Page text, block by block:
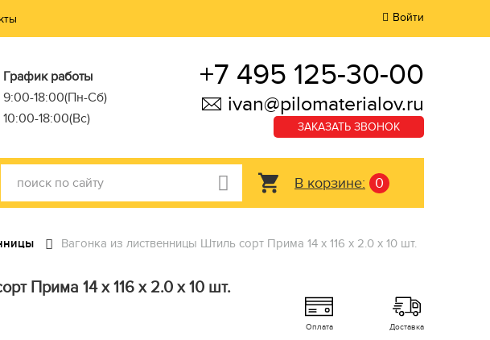
Войти
График работы
9:00-18:00(Пн-Сб)
10:00-18:00(Вс)
+7 495 125-30-00
ivan@pilomaterialov.ru
ЗАКАЗАТЬ ЗВОНОК
В корзине: 0
Вагонка из лиственницы Штиль сорт Прима 14 x 116 x 2.0 x 10 шт.
Прима 14 x 116 x 2.0 x 10 шт.
Оплата Доставка